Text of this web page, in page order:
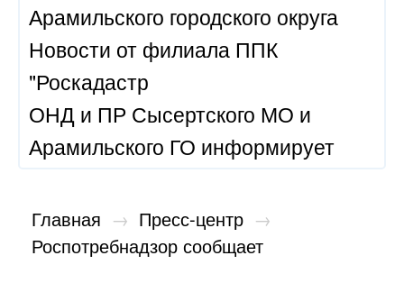
Арамильского городского округа
Новости от филиала ППК
"Роскадастр
ОНД и ПР Сысертского МО и
Арамильского ГО информирует
Главная → Пресс-центр →
Роспотребнадзор сообщает